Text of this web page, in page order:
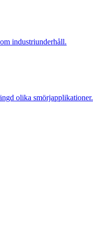
industriunderhåll.
olika smörjapplikationer.